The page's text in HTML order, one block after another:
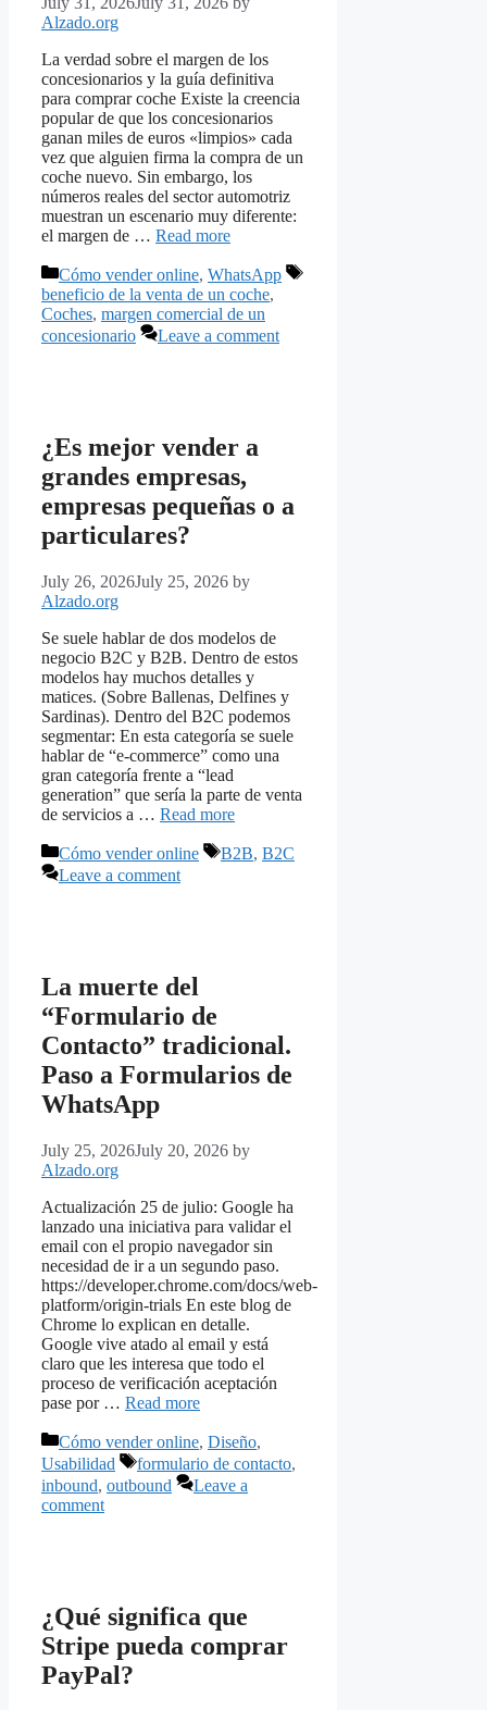
Alzado.org
La verdad sobre el margen de los
concesionarios y la guía definitiva
para comprar coche Existe la creencia
popular de que los concesionarios
ganan miles de euros «limpios» cada
vez que alguien firma la compra de un
coche nuevo. Sin embargo, los
números reales del sector automotriz
muestran un escenario muy diferente:
el margen de … Read more
Categories
Cómo vender online, WhatsApp
Tags
beneficio de la venta de un coche,
Coches, margen comercial de un
concesionario
Leave a comment
¿Es mejor vender a
grandes empresas,
empresas pequeñas o a
particulares?
July 26, 2026July 25, 2026 by
Alzado.org
Se suele hablar de dos modelos de
negocio B2C y B2B. Dentro de estos
modelos hay muchos detalles y
matices. (Sobre Ballenas, Delfines y
Sardinas). Dentro del B2C podemos
segmentar: En esta categoría se suele
hablar de “e-commerce” como una
gran categoría frente a “lead
generation” que sería la parte de venta
de servicios a … Read more
Categories
Cómo vender online Tags
B2B, B2C
Leave a comment
La muerte del
“Formulario de
Contacto” tradicional.
Paso a Formularios de
WhatsApp
July 25, 2026July 20, 2026 by
Alzado.org
Actualización 25 de julio: Google ha
lanzado una iniciativa para validar el
email con el propio navegador sin
necesidad de ir a un segundo paso.
https://developer.chrome.com/docs/web-
platform/origin-trials En este blog de
Chrome lo explican en detalle.
Google vive atado al email y está
claro que les interesa que todo el
proceso de verificación aceptación
pase por … Read more
Categories
Cómo vender online, Diseño,
Usabilidad
Tags
formulario de contacto,
inbound, outbound
Leave a
comment
¿Qué significa que
Stripe pueda comprar
PayPal?